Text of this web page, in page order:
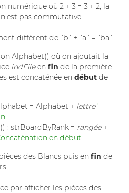
numérique où 2 + 3 = 3 + 2, la
pas commutative.
différent de ’’b’’ + ’’a’’ = ’’ba’’.
Alphabet() où on ajoutait la
indFileen fin de la première
est concaténée en début de
= Alphabet + lettre ’
: strBoardByRank = rangée +
en début
des Blancs puis en fin de
par afficher les pièces des